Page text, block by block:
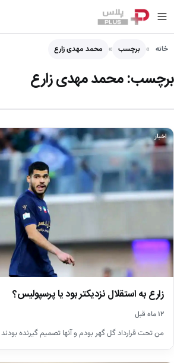
خانه برچسب محمد مهدی زارع
برچسب:محمد مهدی زارع
اخبار
زارع به استقلال نزدیکتر بود یا پرسپولیس؟
۱۲ ماه قبل
من تحت قرارداد گل گهر بودم و آنها تصمیم گیرنده بودند